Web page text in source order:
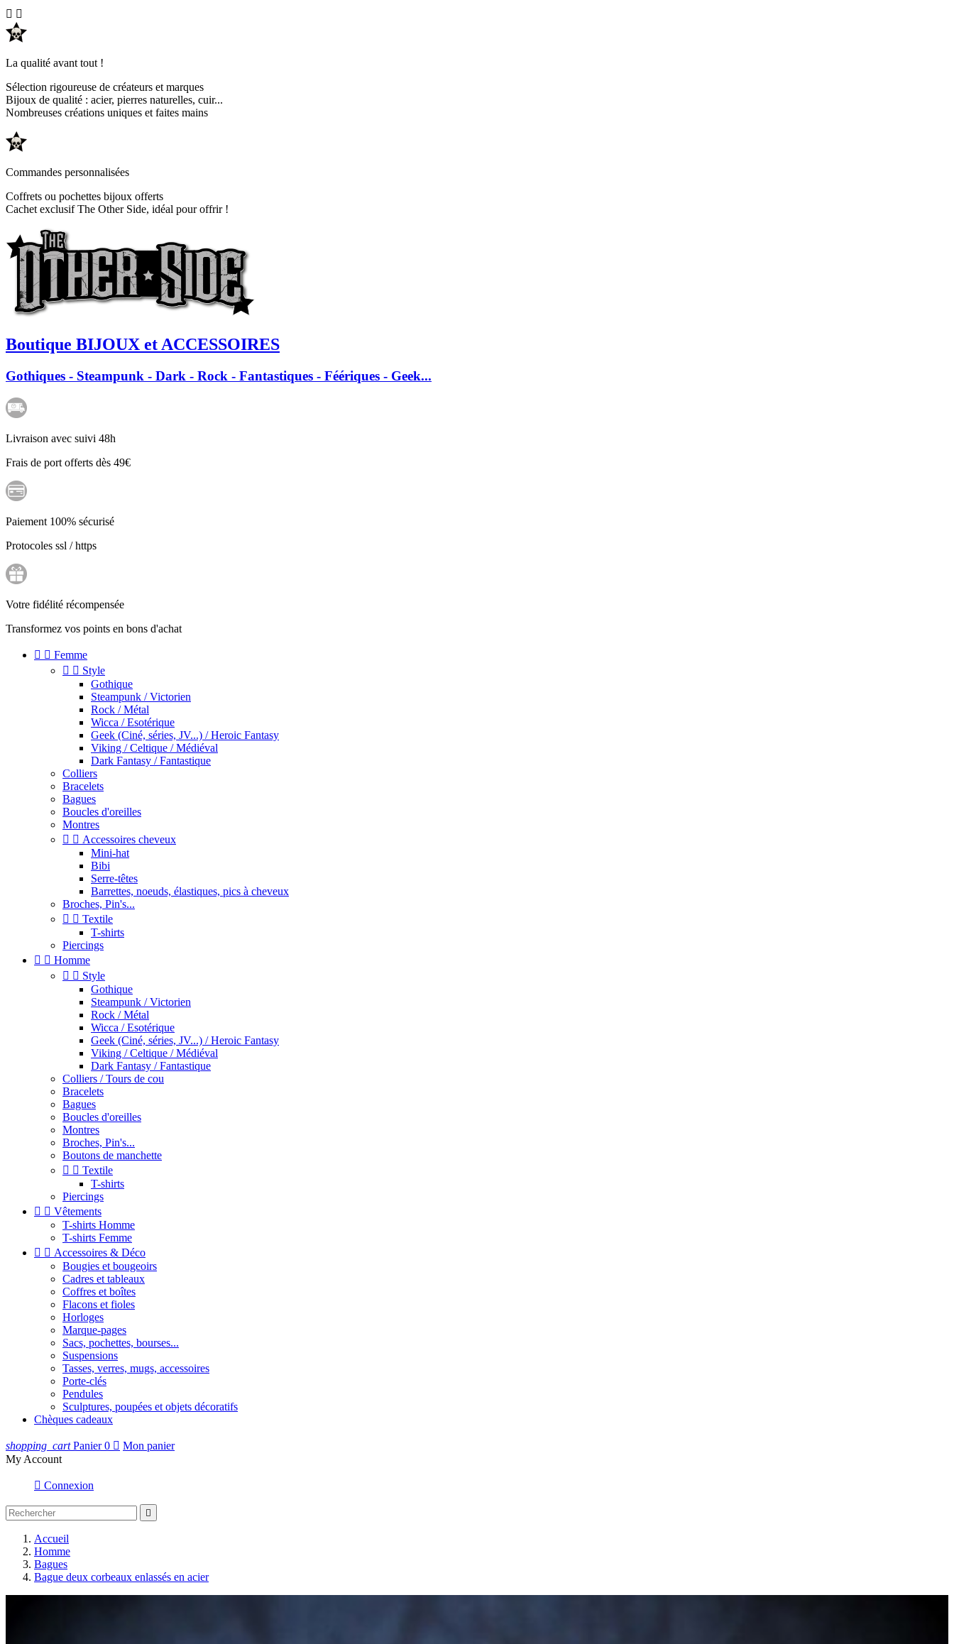
 
La qualité avant tout !
Sélection rigoureuse de créateurs et marques
Bijoux de qualité : acier, pierres naturelles, cuir...
Nombreuses créations uniques et faites mains
Commandes personnalisées
Coffrets ou pochettes bijoux offerts
Cachet exclusif The Other Side, idéal pour offrir !
Boutique BIJOUX et ACCESSOIRES
Gothiques - Steampunk - Dark - Rock - Fantastiques - Féériques - Geek...
Livraison avec suivi 48h
Frais de port offerts dès 49€
Paiement 100% sécurisé
Protocoles ssl / https
Votre fidélité récompensée
Transformez vos points en bons d'achat
  Femme
  Style
Gothique
Steampunk / Victorien
Rock / Métal
Wicca / Esotérique
Geek (Ciné, séries, JV...) / Heroic Fantasy
Viking / Celtique / Médiéval
Dark Fantasy / Fantastique
Colliers
Bracelets
Bagues
Boucles d'oreilles
Montres
  Accessoires cheveux
Mini-hat
Bibi
Serre-têtes
Barrettes, noeuds, élastiques, pics à cheveux
Broches, Pin's...
  Textile
T-shirts
Piercings
  Homme
  Style
Gothique
Steampunk / Victorien
Rock / Métal
Wicca / Esotérique
Geek (Ciné, séries, JV...) / Heroic Fantasy
Viking / Celtique / Médiéval
Dark Fantasy / Fantastique
Colliers / Tours de cou
Bracelets
Bagues
Boucles d'oreilles
Montres
Broches, Pin's...
Boutons de manchette
  Textile
T-shirts
Piercings
  Vêtements
T-shirts Homme
T-shirts Femme
  Accessoires & Déco
Bougies et bougeoirs
Cadres et tableaux
Coffres et boîtes
Flacons et fioles
Horloges
Marque-pages
Sacs, pochettes, bourses...
Suspensions
Tasses, verres, mugs, accessoires
Porte-clés
Pendules
Sculptures, poupées et objets décoratifs
Chèques cadeaux
shopping_cart Panier 0  Mon panier
My Account
 Connexion

Accueil
Homme
Bagues
Bague deux corbeaux enlassés en acier